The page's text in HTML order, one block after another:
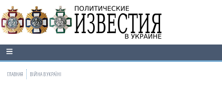
ГЛАВНАЯ ВІЙНА В УКРАЇНІ